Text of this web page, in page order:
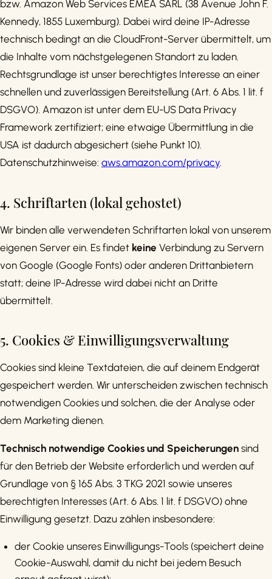
bzw. Amazon Web Services EMEA SARL (38 Avenue John F.
Kennedy, 1855 Luxemburg). Dabei wird deine IP-Adresse
technisch bedingt an die CloudFront-Server übermittelt, um
die Inhalte vom nächstgelegenen Standort zu laden.
Rechtsgrundlage ist unser berechtigtes Interesse an einer
schnellen und zuverlässigen Bereitstellung (Art. 6 Abs. 1 lit. f
DSGVO). Amazon ist unter dem EU-US Data Privacy
Framework zertifiziert; eine etwaige Übermittlung in die
USA ist dadurch abgesichert (siehe Punkt 10).
Datenschutzhinweise: aws.amazon.com/privacy.
4. Schriftarten (lokal gehostet)
Wir binden alle verwendeten Schriftarten lokal von unserem
eigenen Server ein. Es findet keine Verbindung zu Servern
von Google (Google Fonts) oder anderen Drittanbietern
statt; deine IP-Adresse wird dabei nicht an Dritte
übermittelt.
5. Cookies & Einwilligungsverwaltung
Cookies sind kleine Textdateien, die auf deinem Endgerät
gespeichert werden. Wir unterscheiden zwischen technisch
notwendigen Cookies und solchen, die der Analyse oder
dem Marketing dienen.
Technisch notwendige Cookies und Speicherungen sind
für den Betrieb der Website erforderlich und werden auf
Grundlage von § 165 Abs. 3 TKG 2021 sowie unseres
berechtigten Interesses (Art. 6 Abs. 1 lit. f DSGVO) ohne
Einwilligung gesetzt. Dazu zählen insbesondere:
der Cookie unseres Einwilligungs-Tools (speichert deine
Cookie-Auswahl, damit du nicht bei jedem Besuch